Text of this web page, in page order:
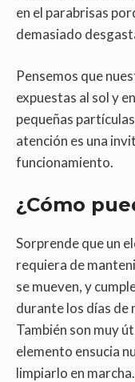
en el parabrisas
demasiado
Pensemos que
expuestas al sol y
pequeñas
atención es una
funcionamiento.
¿Cómo
Sorprende que un
requiera de
se mueven, y
durante los días de
También son muy
elemento ensucia
limpiarlo en marcha.